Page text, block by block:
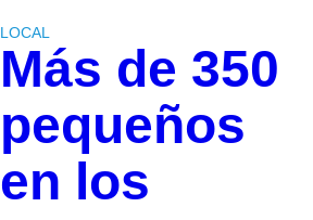
LOCAL
Más de 350
pequeños
en los